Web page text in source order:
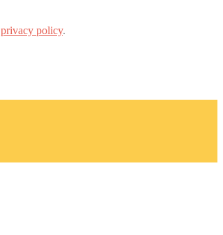
privacy policy.